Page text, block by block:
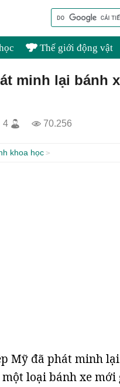
Thế giới động vật
minh lại bánh
4 70.256
khoa học
Mỹ đã phát minh
loại bánh xe